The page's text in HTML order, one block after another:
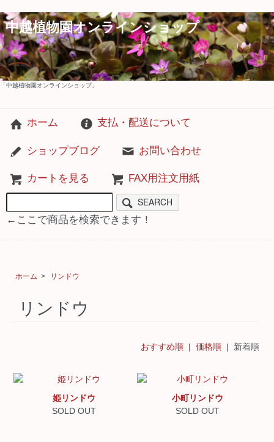
中越植物園オンラインショップ
「中越植物園オンラインショップ」
ホーム 支払・配送について
ショップブログ お問い合わせ
カートを見る FAX用注文用紙
SEARCH
←ここで商品を検索できます！
ホーム > リンドウ
リンドウ
おすすめ順| 価格順| 新着順
姫リンドウ
SOLD OUT
小町リンドウ
SOLD OUT